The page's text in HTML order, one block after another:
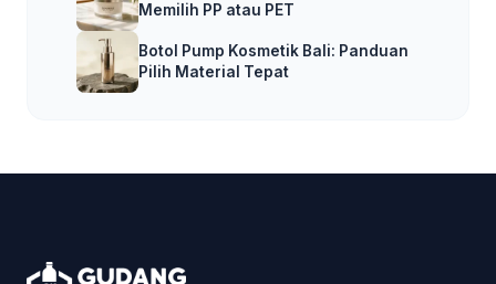
Memilih PP atau PET
Botol Pump Kosmetik Bali: Panduan
Pilih Material Tepat